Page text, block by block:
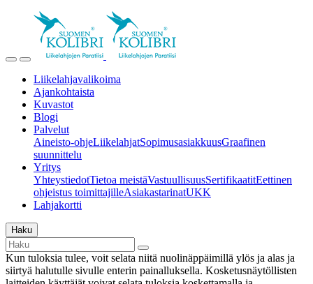
Liikelahjavalikoima
Ajankohtaista
Kuvastot
Blogi
Palvelut
Aineisto-ohjeLiikelahjatSopimusasiakkuusGraafinen
suunnittelu
Yritys
YhteystiedotTietoa meistäVastuullisuusSertifikaatitEettinen
ohjeistus toimittajilleAsiakastarinatUKK
Lahjakortti
Haku
Kun tuloksia tulee, voit selata niitä nuolinäppäimillä ylös ja alas ja
siirtyä halutulle sivulle enterin painalluksella. Kosketusnäytöllisten